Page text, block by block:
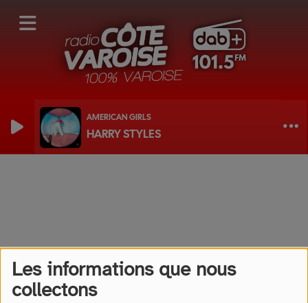
Les informations que nous
collectons
AMERICAN GIRLS
HARRY STYLES
Radio Côte Varoise vous conseille.